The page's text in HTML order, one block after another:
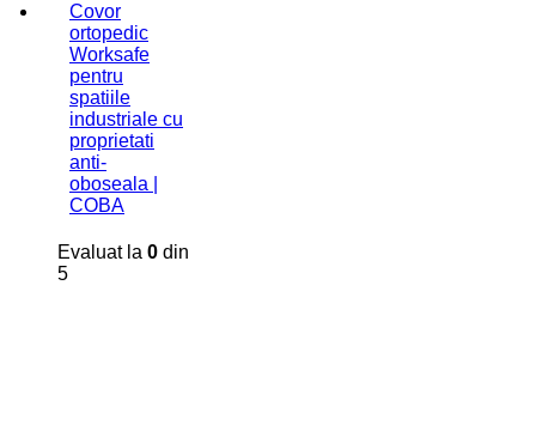
Covor
ortopedic
Worksafe
pentru
spatiile
industriale cu
proprietati
anti-
oboseala |
COBA
Evaluat la 0 din
5